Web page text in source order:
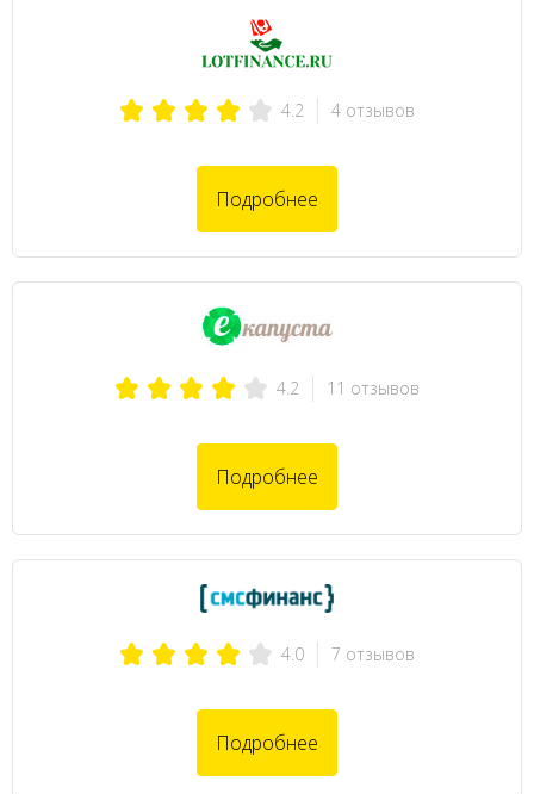
4.2 4 отзывов
Подробнее
4.2 11 отзывов
Подробнее
4.0 7 отзывов
Подробнее